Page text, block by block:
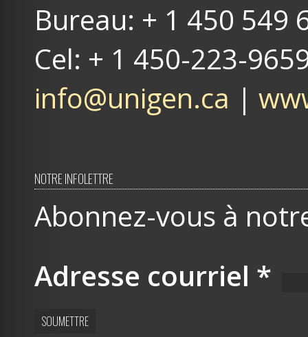
Bureau: + 1 450 549
Cel: + 1 450-223-
info@unigen.ca |
NOTRE INFOLETTRE
Abonnez-vous à
Adresse courriel *
SOUMETTRE